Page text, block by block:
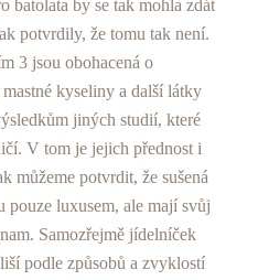
batolata by se tak mohla zdát
potvrdily, že tomu tak není.
3 jsou obohacená o
kyseliny a další látky
jiných studií, které
V tom je jejich přednost i
můžeme potvrdit, že sušená
pouze luxusem, ale mají svůj
Samozřejmě jídelníček
podle způsobů a zvyklostí